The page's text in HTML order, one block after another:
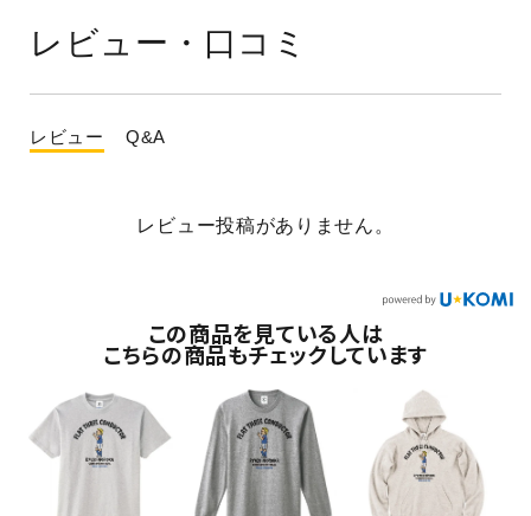
レビュー・口コミ
レビュー Q&A
レビュー投稿がありません。
この商品を見ている人は
こちらの商品もチェックしています